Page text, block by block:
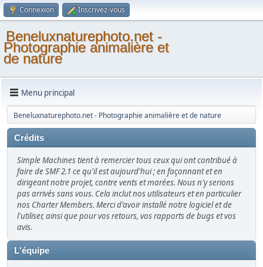
Connexion Inscrivez-vous
Beneluxnaturephoto.net -
Photographie animalière et
de nature
Menu principal
Beneluxnaturephoto.net - Photographie animalière et de nature
Crédits
Simple Machines tient à remercier tous ceux qui ont contribué à
faire de SMF 2.1 ce qu'il est aujourd'hui ; en façonnant et en
dirigeant notre projet, contre vents et marées. Nous n'y serions
pas arrivés sans vous. Cela inclut nos utilisateurs et en particulier
nos Charter Members. Merci d'avoir installé notre logiciel et de
l'utiliser, ainsi que pour vos retours, vos rapports de bugs et vos
avis.
L'équipe